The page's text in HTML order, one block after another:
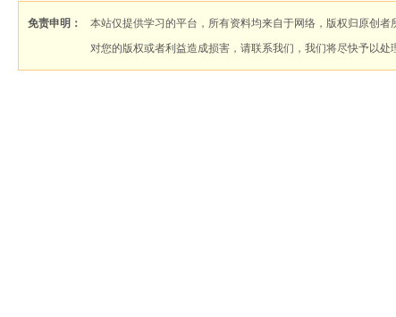
免责申明：
本站仅提供学习的平台，所有资料均来自于网络，版权归原创
对您的版权或者利益造成损害，请联系我们，我们将尽快予以处